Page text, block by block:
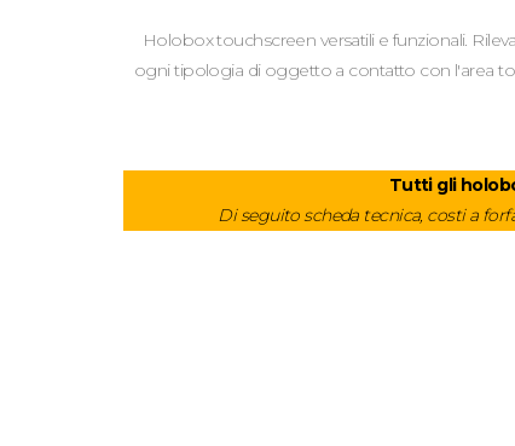
Holobox touchscreen versatili e funzionali.
ogni tipologia di oggetto a contatto con l'area
Tutti gli
Di seguito scheda tecnica, costi a